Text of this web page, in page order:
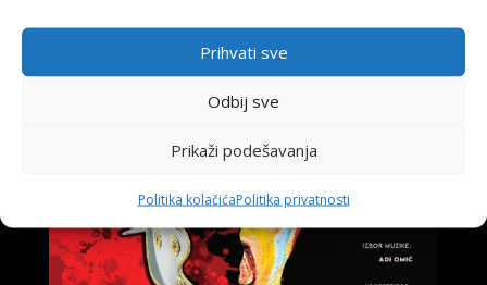
Prihvati sve
Odbij sve
Prikaži podešavanja
Politika kolačićaPolitika privatnosti